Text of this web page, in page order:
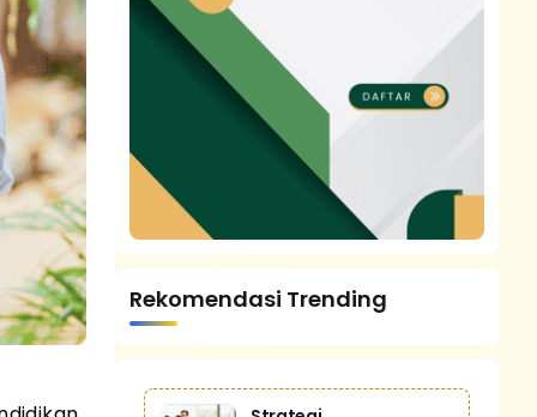
Rekomendasi Trending